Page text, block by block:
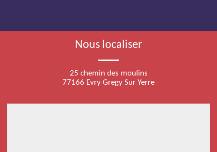
Nous localiser
25 chemin des moulins
77166 Evry Gregy Sur Yerre